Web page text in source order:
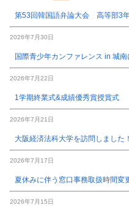
第53回韓国語弁論大会 高等部3
2026年7月30日
国際青少年カンファレンス in 城南
2026年7月22日
1学期終業式&成績優秀賞授賞式
2026年7月21日
大阪経済法科大学を訪問しました！
2026年7月17日
夏休みに伴う窓口事務取扱時間変
2026年7月15日